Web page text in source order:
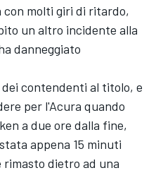
con molti giri di ritardo,
un altro incidente alla
danneggiato
contendenti al titolo, e
per l'Acura quando
a due ore dalla fine,
appena 15 minuti
rimasto dietro ad una